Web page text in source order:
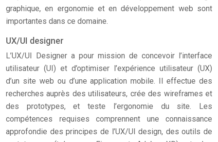
graphique, en ergonomie et en développement web sont
importantes dans ce domaine.
UX/UI designer
L’UX/UI Designer a pour mission de concevoir l’interface
utilisateur (UI) et d’optimiser l’expérience utilisateur (UX)
d’un site web ou d’une application mobile. Il effectue des
recherches auprès des utilisateurs, crée des wireframes et
des prototypes, et teste l’ergonomie du site. Les
compétences requises comprennent une connaissance
approfondie des principes de l’UX/UI design, des outils de